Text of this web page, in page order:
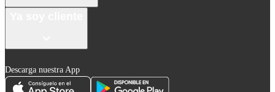
Descarga nuestra App